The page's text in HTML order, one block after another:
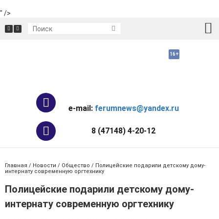
" />
e-mail: ferumnews@yandex.ru
8 (47148) 4-20-12
Главная / Новости / Общество / Полицейские подарили детскому дому-
интернату современную оргтехнику
Полицейские подарили детскому дому-
интернату современную оргтехнику